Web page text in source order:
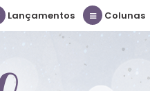
Lançamentos Colunas